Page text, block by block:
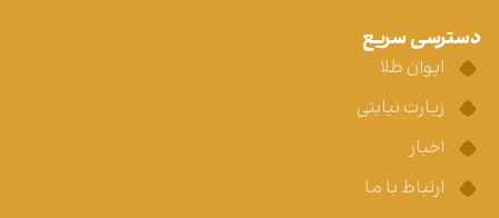
دسترسی سریع
ایوان طلا
زیارت نیابتی
اخبار
ارتباط با ما